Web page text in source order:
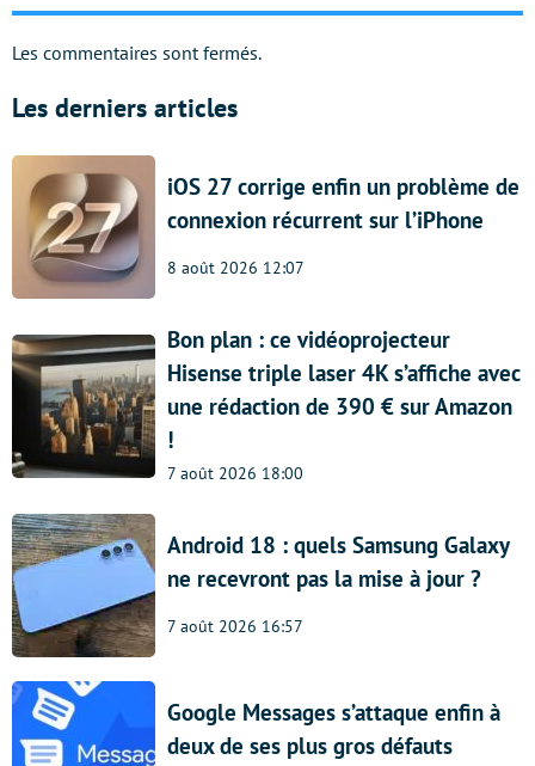
Les commentaires sont fermés.
Les derniers articles
iOS 27 corrige enfin un problème de
connexion récurrent sur l’iPhone
8 août 2026 12:07
Bon plan : ce vidéoprojecteur
Hisense triple laser 4K s’affiche avec
une rédaction de 390 € sur Amazon
!
7 août 2026 18:00
Android 18 : quels Samsung Galaxy
ne recevront pas la mise à jour ?
7 août 2026 16:57
Google Messages s’attaque enfin à
deux de ses plus gros défauts